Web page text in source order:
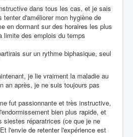
dans tous les cas, et je sais
tenter d'améliorer mon hygiène de
en dormant sur des horaires les plus
limite des emplois du temps
sur un rythme biphasique, seul
je lie vraiment la maladie au
an après, je ne suis toujours pas
fut passionnante et très instructive,
bien plus rapide, et
siestes réparatrices (ce que je ne
l'envie de retenter l'expérience est